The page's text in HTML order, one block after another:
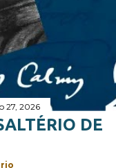
27, 2026
DE